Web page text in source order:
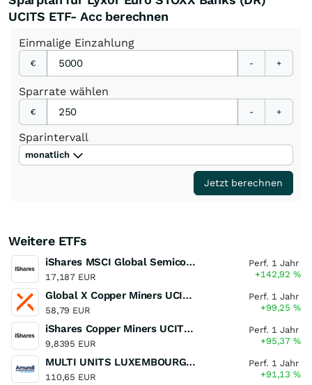
UCITS ETF- Acc berechnen
Einmalige Einzahlung
€ - +
Sparrate wählen
€ - +
Sparintervall
monatlich
Jetzt berechnen
Weitere ETFs
iShares MSCI Global Semiconductors UCITS ETF USD (Acc)
17,187 EUR
Perf. 1 Jahr
+142,92%
Global X Copper Miners UCITS ETF USD Acc
58,79 EUR
Perf. 1 Jahr
+99,25%
iShares Copper Miners UCITS ETF
9,8395 EUR
Perf. 1 Jahr
+95,37%
MULTI UNITS LUXEMBOURG - Lyxor MSCI Semiconductors ESG Filtered
110,65 EUR
Perf. 1 Jahr
+91,13%